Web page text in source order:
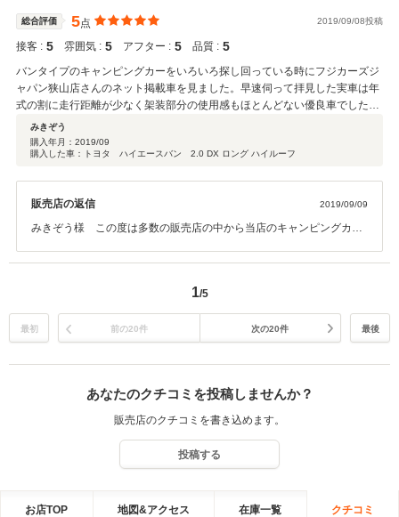
総合評価 5点 2019/09/08投稿
接客 : 5 雰囲気 : 5 アフター : 5 品質 : 5
バンタイプのキャンピングカーをいろいろ探し回っている時にフジカーズジ
ャパン狭山店さんのネット掲載車を見ました。早速伺って拝見した実車は年
式の割に走行距離が少なく架装部分の使用感もほとんどない優良車でした。
価格は納得の行くものでしたので、 他社とフェアなどを見て回るつもりでし
たが予定を変更、その日の内に契約をしました。 対応して下さった高橋副店
長の接客も素晴らしく、すれ違う社員の方々が必ず挨拶してくれる雰囲気も
からもよろしくお願いしますね。
みきぞう
購入年月： 2019/09
購入した車：トヨタ ハイエースバン 2.0 DX ロング ハイルーフ
販売店の返信 2019/09/09
みきぞう様 この度は多数の販売店の中から当店のキャンピングカー
お褒めのお言葉を頂き大変うれしく思います。ご納車まで少しお時間
様のカーライフをしっかりサポートさせて頂きますのでご不明な点な
ど御座いましたらご納車後もお気軽にお申し付け下さい。今後とも宜
しくお願いいたします。
1/5
最初 前の20件 次の20件 最後
あなたのクチコミを投稿しませんか？
販売店のクチコミを書き込めます。
投稿する
お店TOP 地図&アクセス 在庫一覧 クチコミ